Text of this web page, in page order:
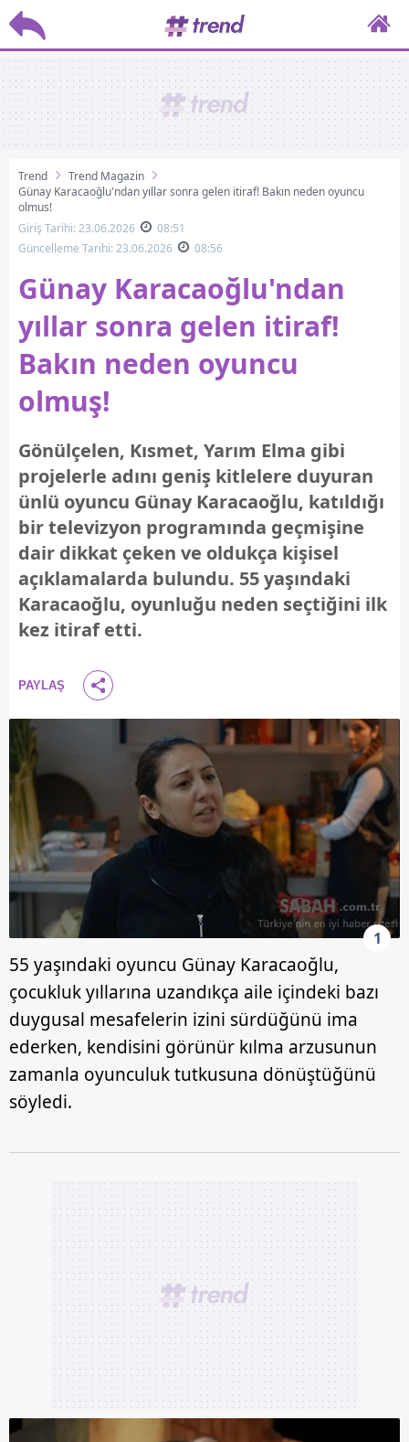
Trend
Trend Magazin
Günay Karacaoğlu'ndan yıllar sonra gelen itiraf! Bakın neden oyuncu
olmuş!
Giriş Tarihi: 23.06.2026
08:51
Güncelleme Tarihi: 23.06.2026
08:56
Günay Karacaoğlu'ndan
yıllar sonra gelen itiraf!
Bakın neden oyuncu
olmuş!
Gönülçelen, Kısmet, Yarım Elma gibi
projelerle adını geniş kitlelere duyuran
ünlü oyuncu Günay Karacaoğlu, katıldığı
bir televizyon programında geçmişine
dair dikkat çeken ve oldukça kişisel
açıklamalarda bulundu. 55 yaşındaki
Karacaoğlu, oyunluğu neden seçtiğini ilk
kez itiraf etti.
PAYLAŞ
1
55 yaşındaki oyuncu Günay Karacaoğlu,
çocukluk yıllarına uzandıkça aile içindeki bazı
duygusal mesafelerin izini sürdüğünü ima
ederken, kendisini görünür kılma arzusunun
zamanla oyunculuk tutkusuna dönüştüğünü
söyledi.